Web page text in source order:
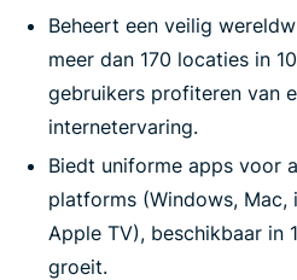
Beheert een veilig
meer dan 170 locaties in
gebruikers profiteren van
internetervaring.
Biedt uniforme apps voor
platforms (Windows, Mac,
Apple TV), beschikbaar in
groeit.